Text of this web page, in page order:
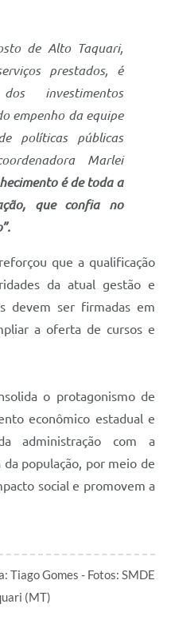
de Alto Taquari,
prestados, é
investimentos
empenho da equipe
políticas públicas
Marlei
é de toda a
que confia no
que a qualificação
da atual gestão e
devem ser firmadas em
a oferta de cursos e
o protagonismo de
econômico estadual e
administração com a
população, por meio de
social e promovem a
Tiago Gomes - Fotos: SMDE
(MT)